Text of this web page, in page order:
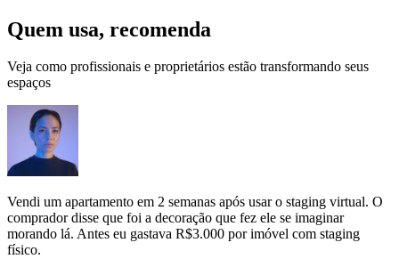
Quem usa, recomenda
Veja como profissionais e proprietários estão transformando seus
espaços
Vendi um apartamento em 2 semanas após usar o staging virtual. O
comprador disse que foi a decoração que fez ele se imaginar
morando lá. Antes eu gastava R$3.000 por imóvel com staging
físico.